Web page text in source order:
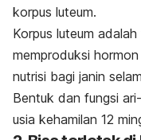
korpus luteum.
Korpus luteum
memproduksi
nutrisi bagi janin
Bentuk dan fungsi
usia kehamilan 12